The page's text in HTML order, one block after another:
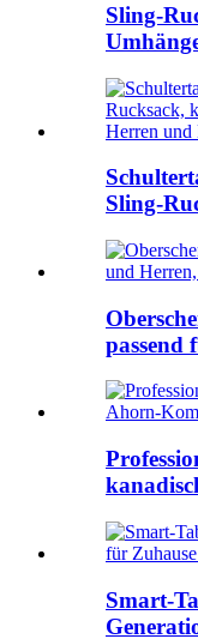
Sling-
Sling-
passend
Smart-